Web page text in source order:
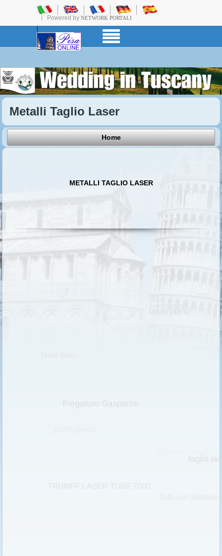
Powered by NETWORK PORTALI
Metalli Taglio Laser
Home
METALLI TAGLIO LASER